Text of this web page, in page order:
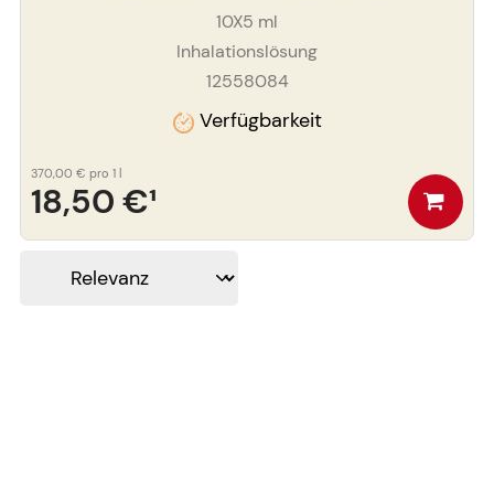
10X5 ml
Inhalationslösung
12558084
Verfügbarkeit
18,50 €¹
370,00 € pro 1 l